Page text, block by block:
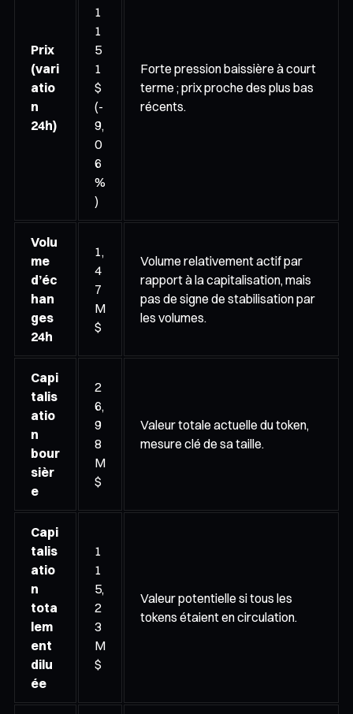
Prix
(vari
atio
n
24h)
1
1
5
1
$
(-
9,
0
6
%
)
Forte pression baissière à court
terme ; prix proche des plus bas
récents.
Volu
me
d’éc
han
ges
24h
1,
4
7
M
$
Volume relativement actif par
rapport à la capitalisation, mais
pas de signe de stabilisation par
les volumes.
Capi
talis
atio
n
bour
sièr
e
2
6,
9
8
M
$
Valeur totale actuelle du token,
mesure clé de sa taille.
Capi
talis
atio
n
tota
lem
ent
dilu
ée
1
1
5,
2
3
M
$
Valeur potentielle si tous les
tokens étaient en circulation.